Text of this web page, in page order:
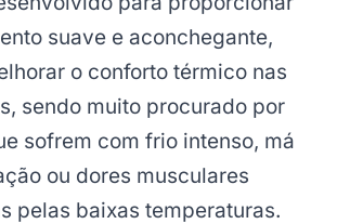
suave e aconchegante,
o conforto térmico nas
sendo muito procurado por
sofrem com frio intenso, má
ou dores musculares
pelas baixas temperaturas.